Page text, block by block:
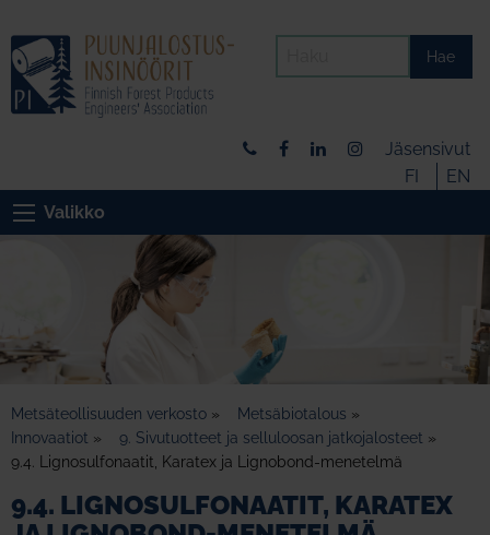
Hae
Jäsensivut
FI
EN
Valikko
Metsäteollisuuden verkosto » Metsäbiotalous »
Innovaatiot » 9. Sivutuotteet ja selluloosan jatkojalosteet »
9.4. Lignosulfonaatit, Karatex ja Lignobond-menetelmä
9.4. LIGNOSULFONAATIT, KARATEX